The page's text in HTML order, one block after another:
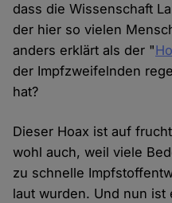
dass die Wissenschaft
der hier so vielen
anders erklärt als der "
der Impfzweifelnden
hat?
Dieser Hoax ist auf
wohl auch, weil viele
zu schnelle
laut wurden. Und nun ist